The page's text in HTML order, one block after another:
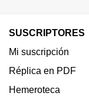
SUSCRIPTORES
Mi suscripción
Réplica en PDF
Hemeroteca